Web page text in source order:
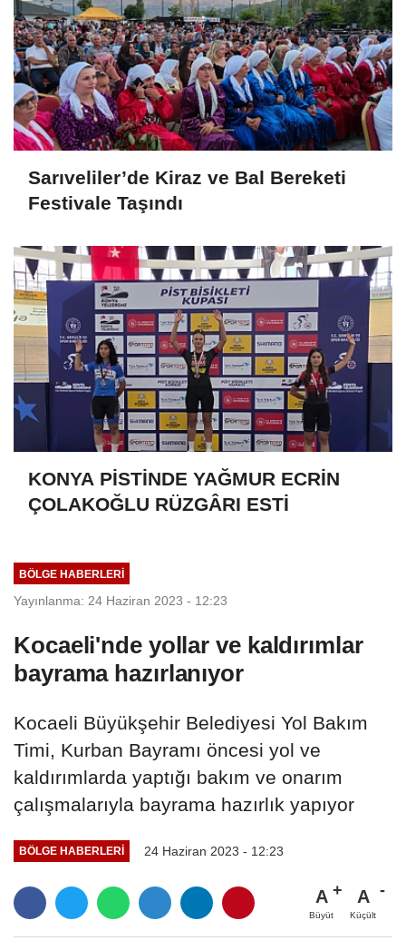
Sarıveliler’de Kiraz ve Bal Bereketi
Festivale Taşındı
KONYA PİSTİNDE YAĞMUR ECRİN
ÇOLAKOĞLU RÜZGÂRI ESTİ
BÖLGE HABERLERİ
Yayınlanma: 24 Haziran 2023 - 12:23
Kocaeli'nde yollar ve kaldırımlar
bayrama hazırlanıyor
Kocaeli Büyükşehir Belediyesi Yol Bakım
Timi, Kurban Bayramı öncesi yol ve
kaldırımlarda yaptığı bakım ve onarım
çalışmalarıyla bayrama hazırlık yapıyor
BÖLGE HABERLERİ 24 Haziran 2023 - 12:23
A
Büyüt
A
Küçült